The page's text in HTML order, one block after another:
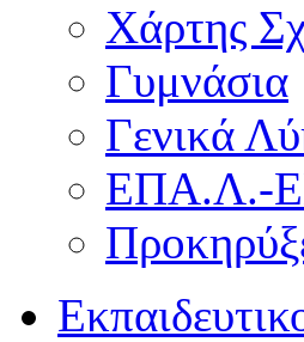
Χάρτης
Γυμνάσια
Γενικά
ΕΠΑ.Λ.-